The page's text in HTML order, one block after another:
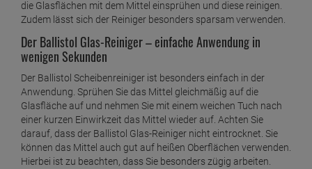
die Glasflächen mit dem Mittel einsprühen und diese reinigen.
Zudem lässt sich der Reiniger besonders sparsam verwenden.
Der Ballistol Glas-Reiniger – einfache Anwendung in
wenigen Sekunden
Der Ballistol Scheibenreiniger ist besonders einfach in der
Anwendung. Sprühen Sie das Mittel gleichmäßig auf die
Glasfläche auf und nehmen Sie mit einem weichen Tuch nach
einer kurzen Einwirkzeit das Mittel wieder auf. Achten Sie
darauf, dass der Ballistol Glas-Reiniger nicht eintrocknet. Sie
können das Mittel auch gut auf heißen Oberflächen verwenden.
Hierbei ist zu beachten, dass Sie besonders zügig arbeiten.